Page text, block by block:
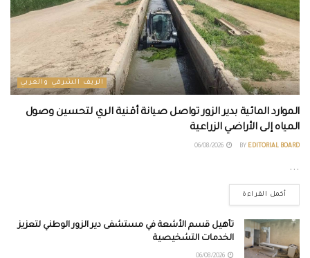
الريف الشرقي والغربي
الموارد المائية بدير الزور تواصل صيانة أقنية الري لتحسين وصول
المياه إلى الأراضي الزراعية
BY EDITORIAL BOARD
...
أكمل القراءة
تأهيل قسم الأشعة في مستشفى دير الزور الوطني لتعزيز
الخدمات التشخيصية